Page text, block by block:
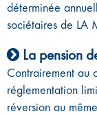
déterminée
sociétaires de LA
La pension
Contrairement au
réglementation
réversion au